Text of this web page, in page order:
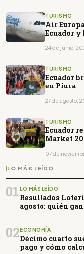
TURISMO
Air
Ecuador y
24 de junio,
TURISMO
Ecuador
en Piura
27 de agosto,
TURISMO
Ecuador
Market
07 de
LO MÁS LEÍDO
01 LO MÁS LEÍDO
Resultados
agosto: quién
02 ECONOMÍA
Décimo cuarto
pago y cómo